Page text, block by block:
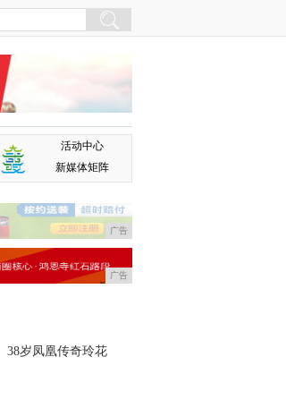
活动中心
新媒体矩阵
广告
广告
38岁凤凰传奇玲花